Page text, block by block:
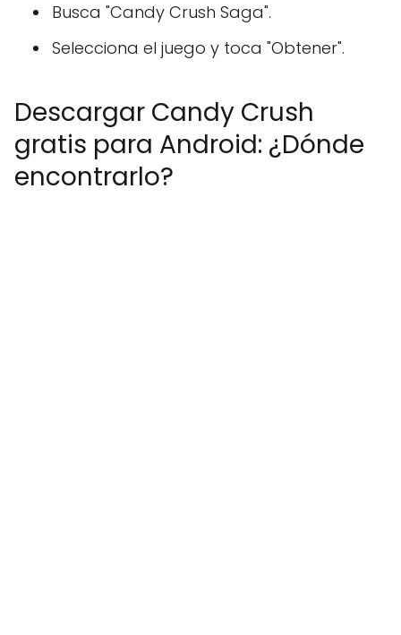
Busca "Candy Crush Saga".
Selecciona el juego y toca "Obtener".
Descargar Candy Crush
gratis para Android: ¿Dónde
encontrarlo?